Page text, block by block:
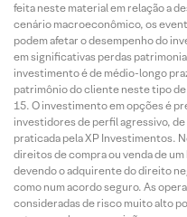
feita neste material em relação a
cenário macroeconômico, os
podem afetar o desempenho do
em significativas perdas
investimento é de médio-longo
patrimônio do cliente neste tipo
O investimento em opções é
investidores de perfil agressivo,
praticada pela XP Investimentos.
direitos de compra ou venda de
devendo o adquirente do direito
como num acordo seguro. As
consideradas de risco muito alto